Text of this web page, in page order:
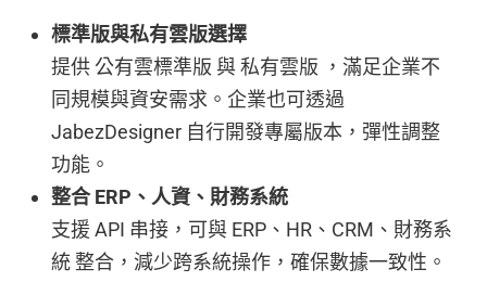
標準版與私有雲版選擇
提供 公有雲標準版 與 私有雲版 ，滿足企業不
同規模與資安需求。企業也可透過
JabezDesigner 自行開發專屬版本，彈性調整
功能。
整合 ERP、人資、財務系統
支援 API 串接，可與 ERP、HR、CRM、財務系
統 整合，減少跨系統操作，確保數據一致性。